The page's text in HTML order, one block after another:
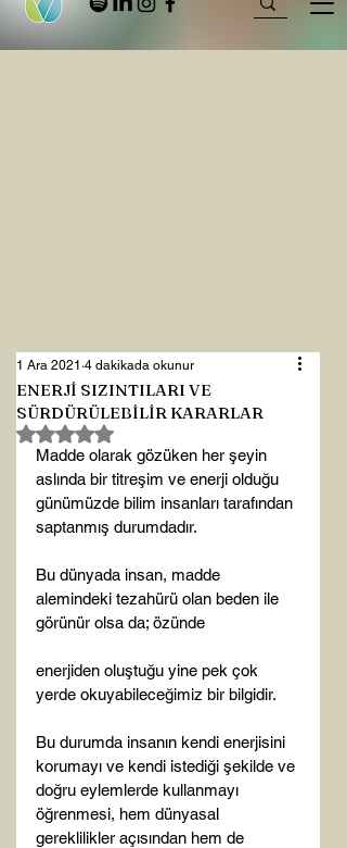
ENERJİ SIZINTILARI VE
SÜRDÜRÜLEBİLİR KARARLAR
1 Ara 2021 4 dakikada okunur
5 üzerinden NaN yıldız
Madde olarak gözüken her şeyin
aslında bir titreşim ve enerji olduğu
günümüzde bilim insanları tarafından
saptanmış durumdadır.
Bu dünyada insan, madde
alemindeki tezahürü olan beden ile
görünür olsa da; özünde
enerjiden oluştuğu yine pek çok
yerde okuyabileceğimiz bir bilgidir.
Bu durumda insanın kendi enerjisini
korumayı ve kendi istediği şekilde ve
doğru eylemlerde kullanmayı
öğrenmesi, hem dünyasal
gereklilikler açısından hem de